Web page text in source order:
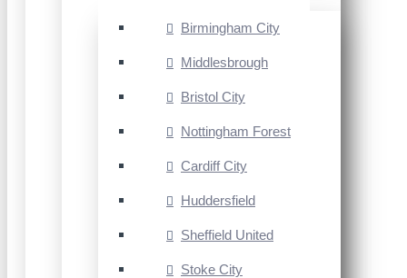
Birmingham City
Middlesbrough
Bristol City
Nottingham Forest
Cardiff City
Huddersfield
Sheffield United
Stoke City